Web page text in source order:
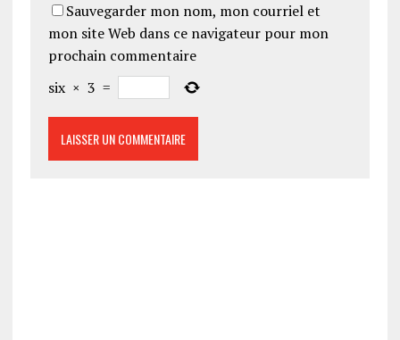
Sauvegarder mon nom, mon courriel et
mon site Web dans ce navigateur pour mon
prochain commentaire
six × 3 =